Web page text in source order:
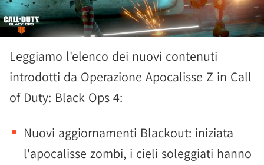
Leggiamo l'elenco dei nuovi contenuti
introdotti da Operazione Apocalisse Z in Call
of Duty: Black Ops 4:
Nuovi aggiornamenti Blackout: iniziata
l'apocalisse zombi, i cieli soleggiati hanno